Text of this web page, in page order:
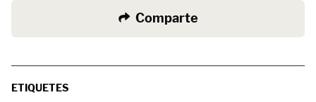
Comparte
ETIQUETES